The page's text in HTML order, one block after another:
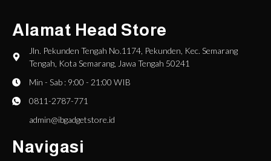
Alamat Head Store
Jln. Pekunden Tengah No.1174, Pekunden, Kec. Semarang
Tengah, Kota Semarang, Jawa Tengah 50241
Min - Sab : 9:00 - 21:00 WIB
0811-2787-771
admin@ibgadgetstore.id
Navigasi